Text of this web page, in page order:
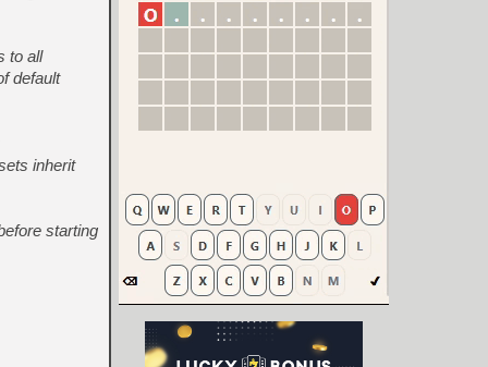
to all
default
inherit
starting